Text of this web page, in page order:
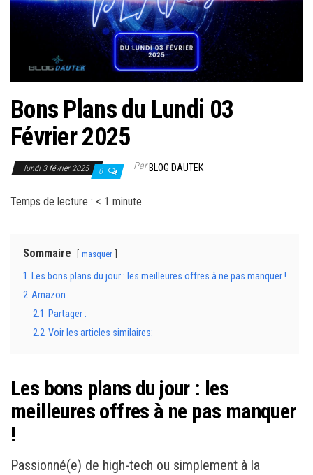
a
Bons Plans du Lundi 03
Février 2025
lundi 3 février 2025 0 ParBLOG DAUTEK
Temps de lecture : < 1 minute
Sommaire masquer
1 Les bons plans du jour : les meilleures offres à ne pas manquer !
2 Amazon
2.1 Partager :
2.2 Voir les articles similaires:
Les bons plans du jour : les
meilleures offres à ne pas manquer
!
Passionné(e) de high-tech ou simplement à la